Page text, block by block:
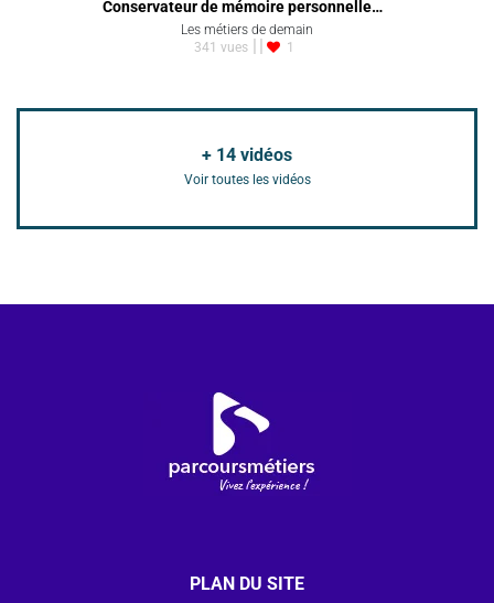
Conservateur de mémoire personnelle…
Les métiers de demain
341 vues
1
+ 14 vidéos
Voir toutes les vidéos
PLAN DU SITE